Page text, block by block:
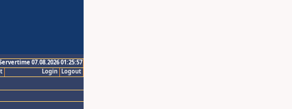
07.08.2026 01:25:57
Logout
Login